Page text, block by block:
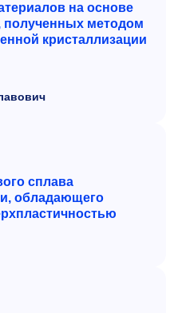
на основе
полученных методом
кристаллизации
сплава
обладающего